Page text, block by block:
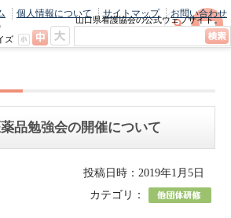
山口県看護協会の公式ウェブサイト。
最新のニュースやお知らせをいち早くお
個人情報について サイトマップ お問い合わせ
ズ
品勉強会の開催について
投稿日時：2019年1月5日
カテゴリ：